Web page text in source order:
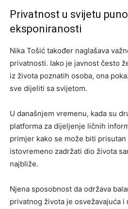
Privatnost u svijetu
eksponiranosti
Nika Tošić također naglašava
privatnosti. Iako je javnost često
iz života poznatih osoba, ona
sve dijeliti sa svijetom.
U današnjem vremenu, kada su
platforma za dijeljenje ličnih
primjer kako se može biti prisutan
istovremeno zadržati dio života
najbliže.
Njena sposobnost da održava
privatnog života je osvežavajuća i